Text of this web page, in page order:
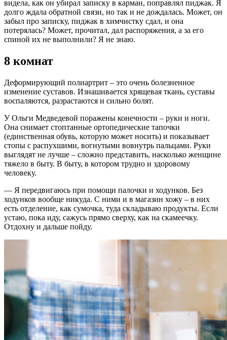
видела, как он убирал записку в карман, поправлял пиджак. Я
долго ждала обратной связи, но так и не дождалась. Может, он
забыл про записку, пиджак в химчистку сдал, и она
потерялась? Может, прочитал, дал распоряжения, а за его
спиной их не выполнили? Я не знаю.
8 комнат
Деформирующий полиартрит – это очень болезненное
изменение суставов. Изнашивается хрящевая ткань, суставы
воспаляются, разрастаются и сильно болят.
У Ольги Медведевой поражены конечности – руки и ноги.
Она снимает стоптанные ортопедические тапочки
(единственная обувь, которую может носить) и показывает
стопы с распухшими, вогнутыми вовнутрь пальцами. Руки
выглядят не лучше – сложно представить, насколько женщине
тяжело в быту. В быту, в котором трудно и здоровому
человеку.
— Я передвигаюсь при помощи палочки и ходунков. Без
ходунков вообще никуда. С ними и в магазин хожу – в них
есть отделение, как сумочка, туда складываю продукты. Если
устаю, пока иду, сажусь прямо сверху, как на скамеечку.
Отдохну и дальше пойду.